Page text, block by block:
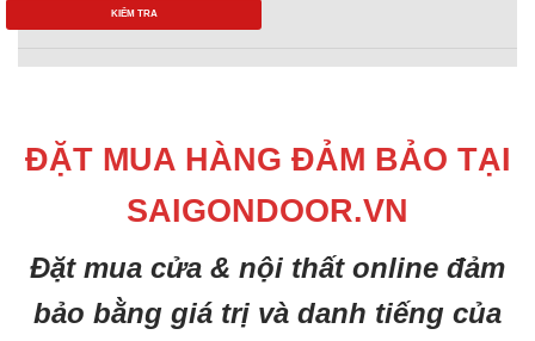
KIỂM TRA
ĐẶT MUA HÀNG ĐẢM BẢO TẠI
SAIGONDOOR.VN
Đặt mua cửa & nội thất online đảm
bảo bằng giá trị và danh tiếng của